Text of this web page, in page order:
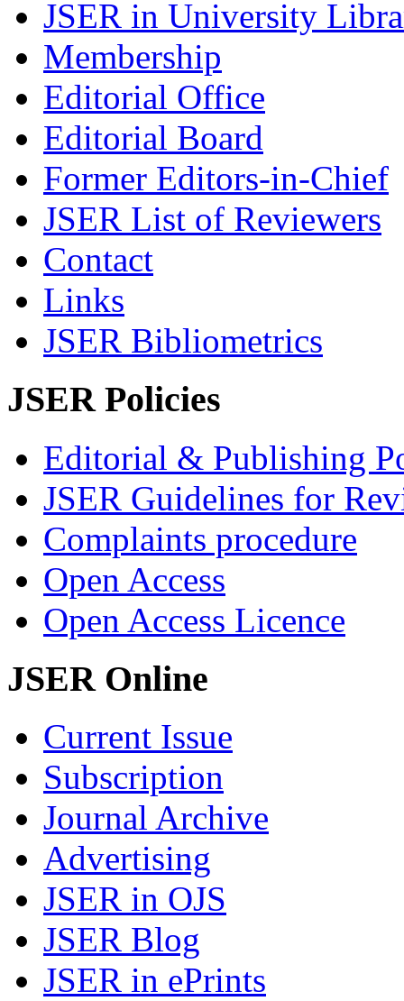
JSER in University
Membership
Editorial Office
Editorial Board
Former Editors-in-Chief
JSER List of Reviewers
Contact
Links
JSER Bibliometrics
JSER Policies
Editorial & Publishing
JSER Guidelines for
Complaints procedure
Open Access
Open Access Licence
JSER Online
Current Issue
Subscription
Journal Archive
Advertising
JSER in OJS
JSER Blog
JSER in ePrints